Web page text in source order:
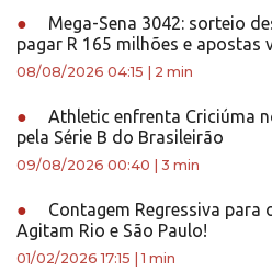
●
Mega-Sena 3042: sorteio
pagar R 165 milhões e apostas
08/08/2026 04:15 2 min
●
Athletic enfrenta Criciúma
pela Série B do Brasileirão
09/08/2026 00:40 3 min
●
Contagem Regressiva para
Agitam Rio e São Paulo!
01/02/2026 17:15 |1 min